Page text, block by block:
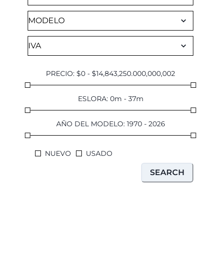
PRECIO: $0 - $14,843,250.000,000,002
ESLORA: 0m - 37m
AÑO DEL MODELO: 1970- 2026
NUEVO USADO
SEARCH